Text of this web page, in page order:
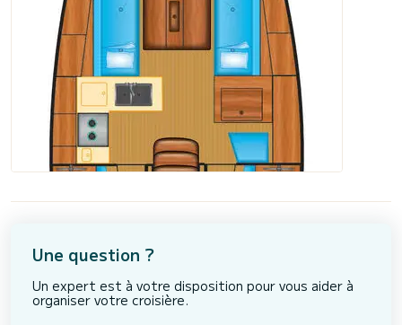
Une question ?
Un expert est à votre disposition pour vous aider à
organiser votre croisière.